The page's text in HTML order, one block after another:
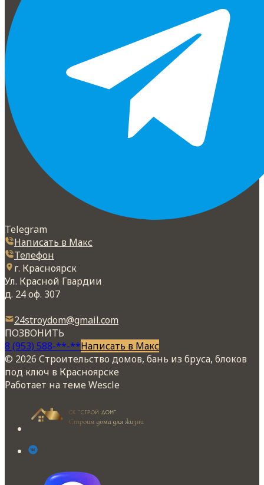
Telegram
Написать в Макс
Телефон
г. Красноярск
Ул. Красной Гвардии
д. 24 оф. 307
24stroydom@gmail.com
ПОЗВОНИТЬ
8 (953) 588-**-**Написать в Макс
© 2026 Строительство домов, бань из бруса, блоков
под ключ в Красноярске
Работает на теме Wescle